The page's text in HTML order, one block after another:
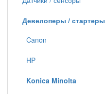
Девелоперы / стартеры
Canon
HP
Konica Minolta